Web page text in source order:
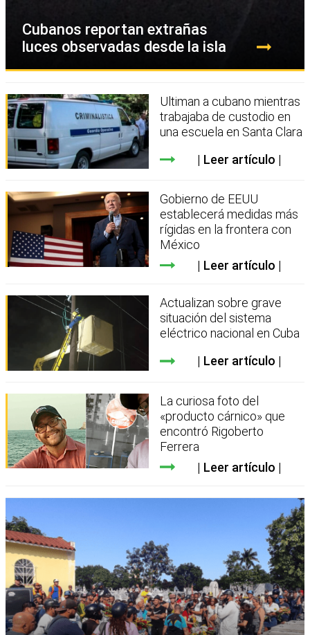
Cubanos reportan extrañas
luces observadas desde la isla
Ultiman a cubano mientras
trabajaba de custodio en
una escuela en Santa Clara
Leer artículo
Gobierno de EEUU
establecerá medidas más
rígidas en la frontera con
México
Leer artículo
Actualizan sobre grave
situación del sistema
eléctrico nacional en Cuba
Leer artículo
La curiosa foto del
«producto cárnico» que
encontró Rigoberto
Ferrera
Leer artículo